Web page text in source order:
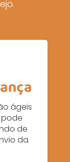
ágeis
de
da